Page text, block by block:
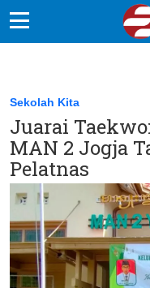
Sekolah Kita
Vokasi
Kampus
Idea
Sains
EduDana
Sekolah Kita
Juarai
MAN 2 Jogja
Pelatnas